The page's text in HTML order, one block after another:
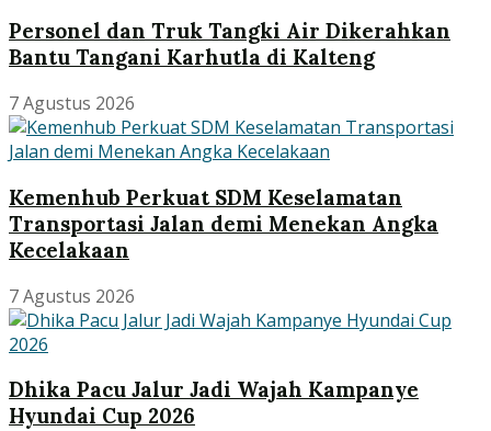
Personel dan Truk Tangki Air Dikerahkan
Bantu Tangani Karhutla di Kalteng
7 Agustus 2026
Kemenhub Perkuat SDM Keselamatan
Transportasi Jalan demi Menekan Angka
Kecelakaan
7 Agustus 2026
Dhika Pacu Jalur Jadi Wajah Kampanye
Hyundai Cup 2026